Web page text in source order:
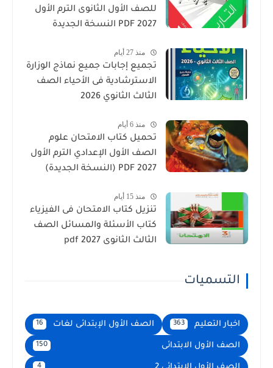
للصف الأول الثانوى الترم الأول
2027 PDF النسخة الجديدة
منذ 27 أيام
تجميع إجابات جميع نماذج الوزارة
الاسترشادية فى الأحياء الصف
الثالث الثانوي 2026
منذ 6 أيام
تحميل كتاب الامتحان علوم
الصف الأول الإعدادي الترم الأول
2027 PDF (النسخة الجديدة)
منذ 15 أيام
تنزيل كتاب الامتحان فى الفيزياء
كتاب الأسئلة والمسائل الصف
الثالث الثانوى 2027 pdf
التسميات
اخبار التعليم 363 الصف الأول الإبتدائى لغات 16
الصف الأول الابتدائى 150